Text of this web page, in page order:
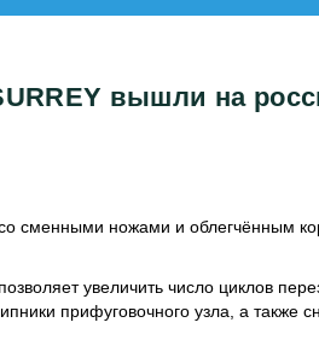
вышли на
сменными ножами и облегчённым
увеличить число циклов
прифуговочного узла, а также